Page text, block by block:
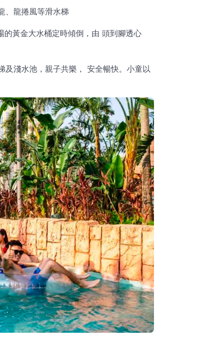
、龍捲風等滑水梯
黃金大水桶定時傾倒，由 頭到腳透心
淺水池，親子共樂， 安全暢快。小童以